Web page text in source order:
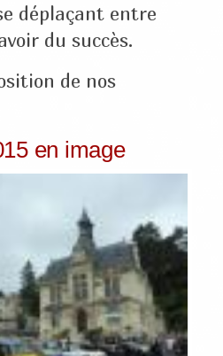
déplaçant entre
du succès.
de nos
en image